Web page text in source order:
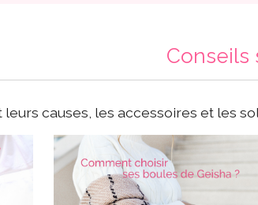
Conseils
causes, les accessoires et les